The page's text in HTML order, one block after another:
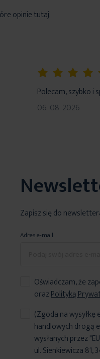
opinie tutaj.
Polecam, szybko i
06-08-2026
Zapisz się do
Adres e-mail
Oświadczam, że
orazPolityką
(Zgoda na
handlowych drogą
wysłanych przez
ul. Sienkiewicza